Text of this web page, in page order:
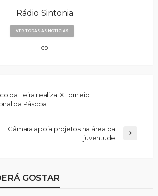
Rádio Sintonia
VER TODAS AS NOTÍCIAS
da Feira realiza IX Torneio
da Páscoa
Câmara apoia projetos na área da
juventude
GOSTAR